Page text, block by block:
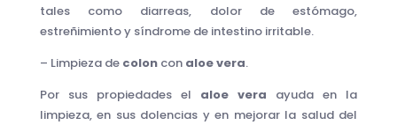
tales como diarreas, dolor de estómago,
estreñimiento y síndrome de intestino irritable.
– Limpieza de coloncon aloe vera.
Por sus propiedades el aloe vera ayuda en la
limpieza, en sus dolencias y en mejorar la salud del